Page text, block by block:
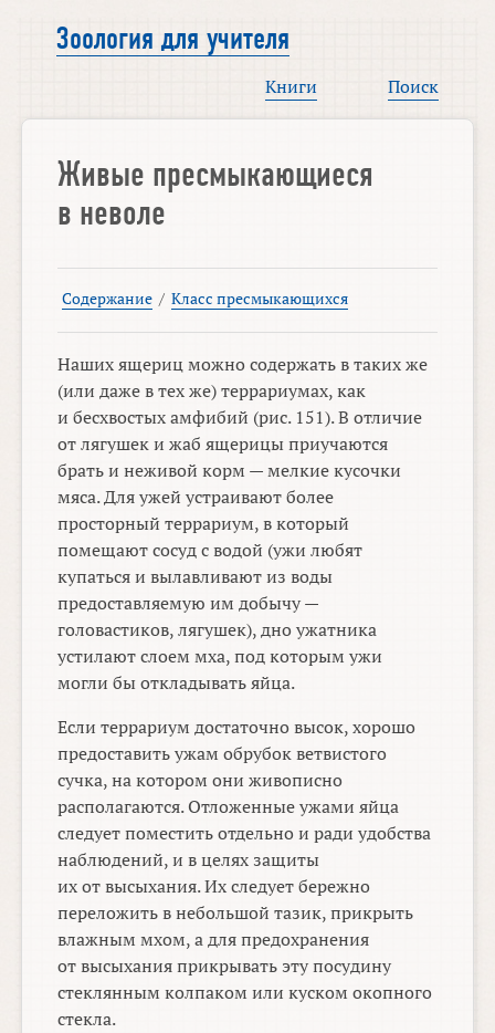
Зоология для учителя
Книги Поиск
Живые пресмыкающиеся
в неволе
Содержание / Класс пресмыкающихся
Наших ящериц можно содержать в таких же
(или даже в тех же) террариумах, как
и бесхвостых амфибий (рис. 151). В отличие
от лягушек и жаб ящерицы приучаются
брать и неживой корм — мелкие кусочки
мяса. Для ужей устраивают более
просторный террариум, в который
помещают сосуд с водой (ужи любят
купаться и вылавливают из воды
предоставляемую им добычу —
головастиков, лягушек), дно ужатника
устилают слоем мха, под которым ужи
могли бы откладывать яйца.
Если террариум достаточно высок, хорошо
предоставить ужам обрубок ветвистого
сучка, на котором они живописно
располагаются. Отложенные ужами яйца
следует поместить отдельно и ради удобства
наблюдений, и в целях защиты
их от высыхания. Их следует бережно
переложить в небольшой тазик, прикрыть
влажным мхом, а для предохранения
от высыхания прикрывать эту посудину
стеклянным колпаком или куском окопного
стекла.